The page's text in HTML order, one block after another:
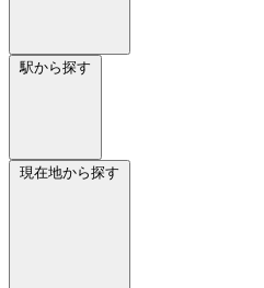
駅から探す
現在地から探す